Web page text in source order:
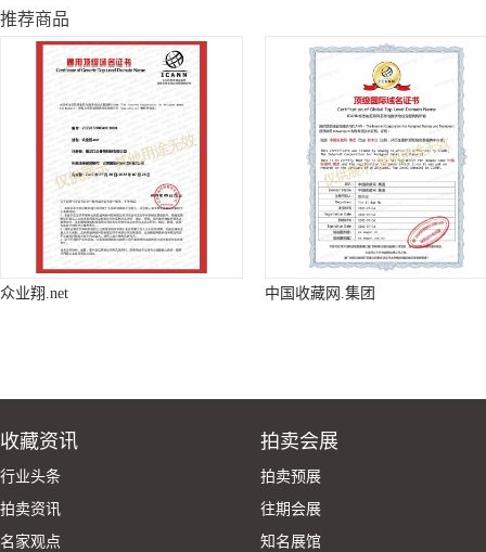
推荐商品
众业翔.net 中国收藏网.集团
收藏资讯
行业头条
拍卖资讯
名家观点
拍卖会展
拍卖预展
往期会展
知名展馆